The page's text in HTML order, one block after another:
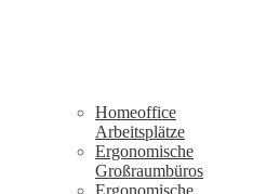
Homeoffice
Arbeitsplätze
Ergonomische
Großraumbüros
Ergonomische